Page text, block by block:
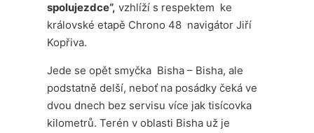
spolujezdce“, vzhlíží s respektem ke
královské etapě Chrono 48 navigátor Jiří
Kopřiva.
Jede se opět smyčka Bisha – Bisha, ale
podstatně delší, neboť na posádky čeká ve
dvou dnech bez servisu více jak tisícovka
kilometrů. Terén v oblasti Bisha už je